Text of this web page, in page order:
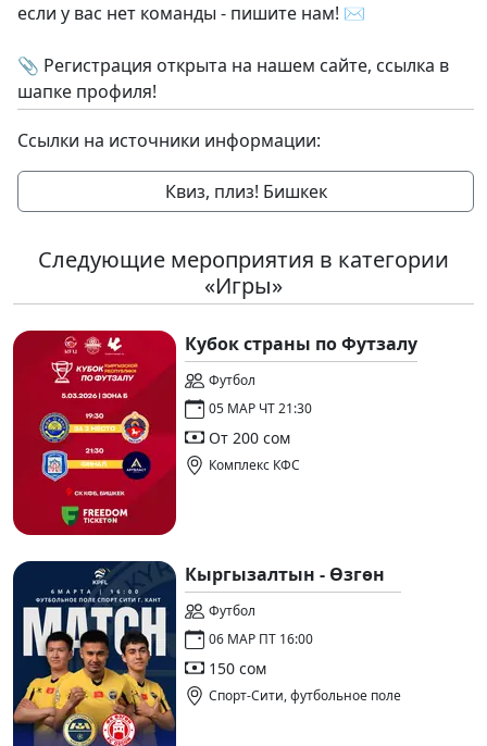
если у вас нет команды - пишите нам! ✉️
📎 Регистрация открыта на нашем сайте, ссылка в
шапке профиля!
Ссылки на источники информации:
Квиз, плиз! Бишкек
Следующие мероприятия в категории
«Игры»
Кубок страны по Футзалу
Футбол
05 МАР ЧТ 21:30
От 200 сом
Комплекс КФС
Кыргызалтын - Өзгөн
Футбол
06 МАР ПТ 16:00
150 сом
Спорт-Сити, футбольное поле